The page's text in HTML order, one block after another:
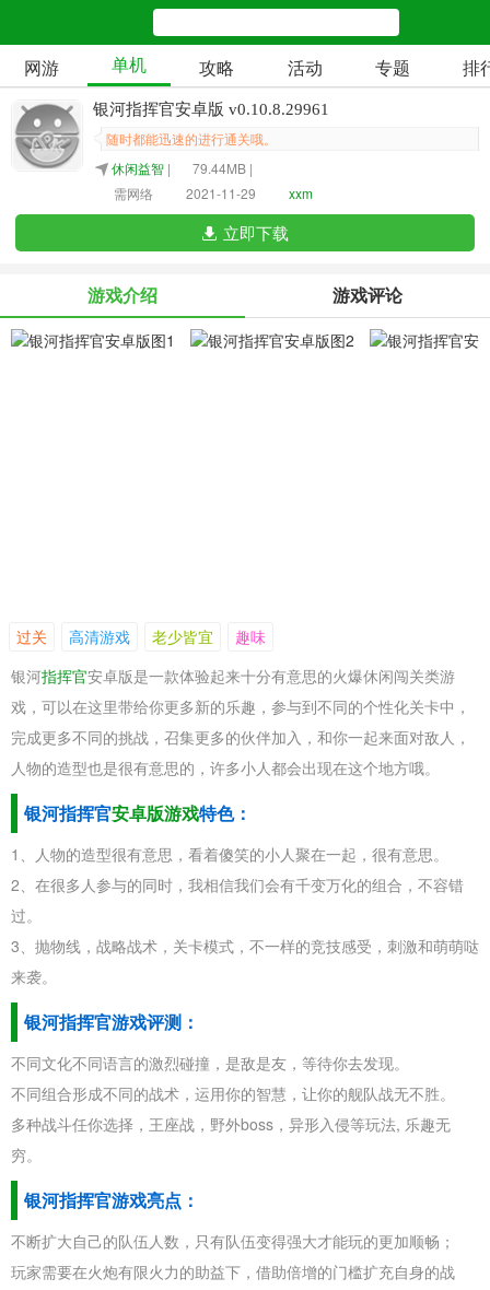
网游 单机 攻略 活动 专题 排
银河指挥官安卓版 v0.10.8.29961
随时都能迅速的进行通关哦。
休闲益智 |
79.44MB |
需网络
2021-11-29 xxm
立即下载
游戏介绍 游戏评论
过关 高清游戏 老少皆宜
趣味
银河指挥官安卓版是一款体验起来十分有意思的火爆休闲闯关类游
戏，可以在这里带给你更多新的乐趣，参与到不同的个性化关卡中，
完成更多不同的挑战，召集更多的伙伴加入，和你一起来面对敌人，
人物的造型也是很有意思的，许多小人都会出现在这个地方哦。
银河指挥官安卓版游戏特色：
1、人物的造型很有意思，看着傻笑的小人聚在一起，很有意思。
2、在很多人参与的同时，我相信我们会有千变万化的组合，不容错
过。
3、抛物线，战略战术，关卡模式，不一样的竞技感受，刺激和萌萌哒
来袭。
银河指挥官游戏评测：
不同文化不同语言的激烈碰撞，是敌是友，等待你去发现。
不同组合形成不同的战术，运用你的智慧，让你的舰队战无不胜。
多种战斗任你选择，王座战，野外boss，异形入侵等玩法, 乐趣无
穷。
银河指挥官游戏亮点：
不断扩大自己的队伍人数，只有队伍变得强大才能玩的更加顺畅；
玩家需要在火炮有限火力的助益下，借助倍增的门槛扩充自身的战